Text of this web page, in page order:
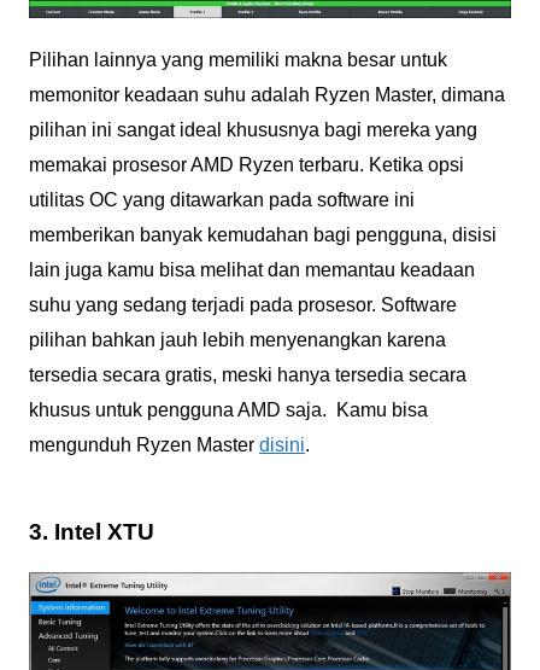
Pilihan lainnya yang memiliki makna besar untuk
memonitor keadaan suhu adalah Ryzen Master, dimana
pilihan ini sangat ideal khususnya bagi mereka yang
memakai prosesor AMD Ryzen terbaru. Ketika opsi
utilitas OC yang ditawarkan pada software ini
memberikan banyak kemudahan bagi pengguna, disisi
lain juga kamu bisa melihat dan memantau keadaan
suhu yang sedang terjadi pada prosesor. Software
pilihan bahkan jauh lebih menyenangkan karena
tersedia secara gratis, meski hanya tersedia secara
khusus untuk pengguna AMD saja. Kamu bisa
mengunduh Ryzen Master disini.
3. Intel XTU